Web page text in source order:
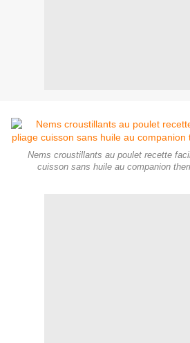
Nems croustillants au poulet recette
cuisson sans huile au companion